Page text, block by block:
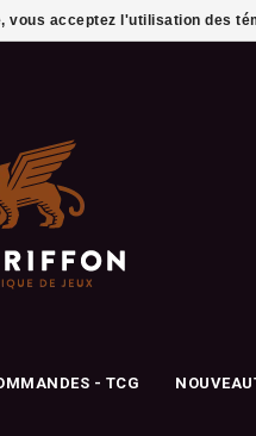
- TCG
vous acceptez l'utilisation des